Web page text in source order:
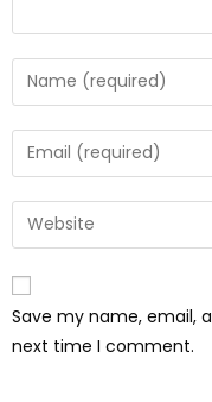
Save my name, email,
next time I comment.